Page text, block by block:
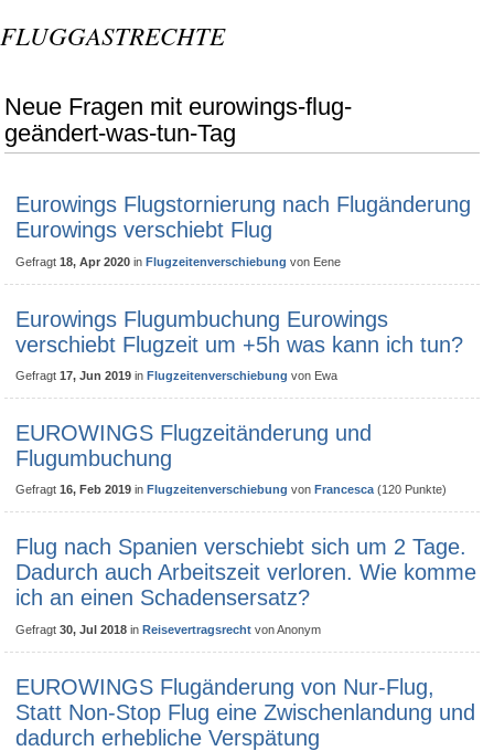
FLUGGASTRECHTE
Neue Fragen mit eurowings-flug-
geändert-was-tun-Tag
Eurowings Flugstornierung nach Flugänderung
Eurowings verschiebt Flug
Gefragt 18, Apr 2020 inFlugzeitenverschiebung von Eene
Eurowings Flugumbuchung Eurowings
verschiebt Flugzeit um +5h was kann ich tun?
Gefragt 17, Jun 2019 inFlugzeitenverschiebung von Ewa
EUROWINGS Flugzeitänderung und
Flugumbuchung
Gefragt 16, Feb 2019 in Flugzeitenverschiebung von Francesca (120 Punkte)
Flug nach Spanien verschiebt sich um 2 Tage.
Dadurch auch Arbeitszeit verloren. Wie komme
ich an einen Schadensersatz?
Gefragt 30, Jul 2018 inReisevertragsrecht vonAnonym
EUROWINGS Flugänderung von Nur-Flug,
Statt Non-Stop Flug eine Zwischenlandung und
dadurch erhebliche Verspätung